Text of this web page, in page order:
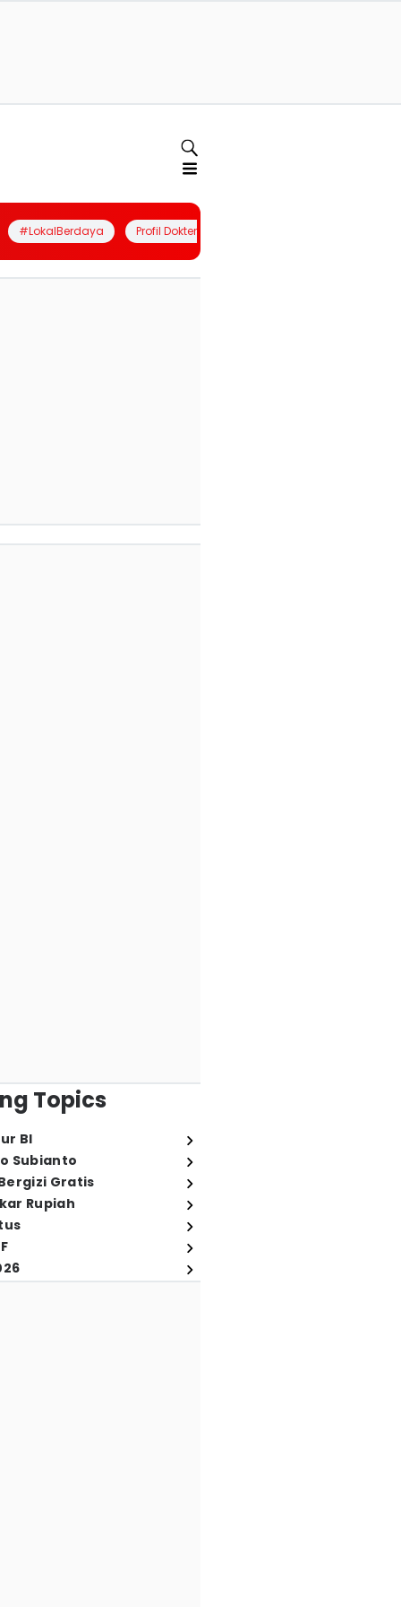
#LokalBerdaya Profil Dokter
Topics
BI
Subianto
Gratis
Rupiah